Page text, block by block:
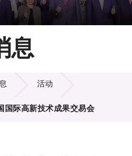
息
活动
国际高新技术成果交易会